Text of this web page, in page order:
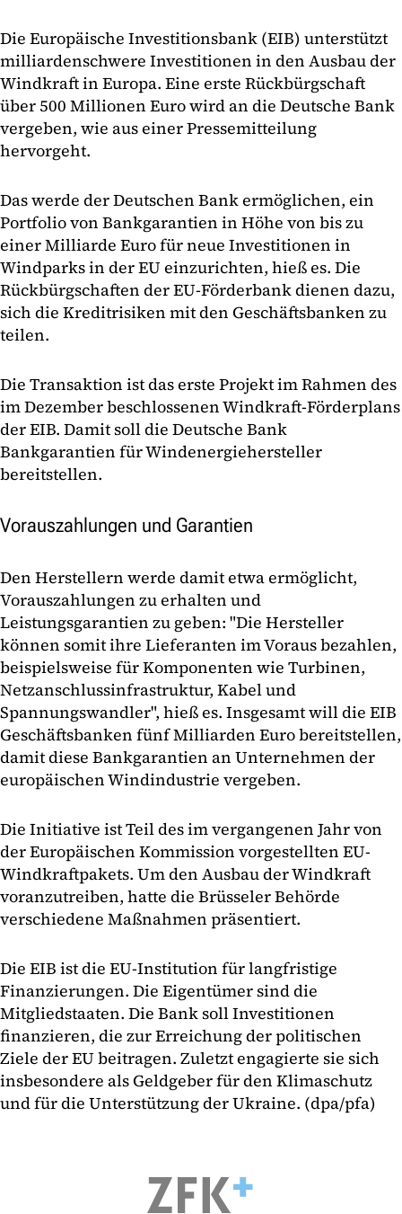
Die Europäische Investitionsbank (EIB) unterstützt
milliardenschwere Investitionen in den Ausbau der
Windkraft in Europa. Eine erste Rückbürgschaft
über 500 Millionen Euro wird an die Deutsche Bank
vergeben, wie aus einer Pressemitteilung
hervorgeht.
Das werde der Deutschen Bank ermöglichen, ein
Portfolio von Bankgarantien in Höhe von bis zu
einer Milliarde Euro für neue Investitionen in
Windparks in der EU einzurichten, hieß es. Die
Rückbürgschaften der EU-Förderbank dienen dazu,
sich die Kreditrisiken mit den Geschäftsbanken zu
teilen.
Die Transaktion ist das erste Projekt im Rahmen des
im Dezember beschlossenen Windkraft-Förderplans
der EIB. Damit soll die Deutsche Bank
Bankgarantien für Windenergiehersteller
bereitstellen.
Vorauszahlungen und Garantien
Den Herstellern werde damit etwa ermöglicht,
Vorauszahlungen zu erhalten und
Leistungsgarantien zu geben: "Die Hersteller
können somit ihre Lieferanten im Voraus bezahlen,
beispielsweise für Komponenten wie Turbinen,
Netzanschlussinfrastruktur, Kabel und
Spannungswandler", hieß es. Insgesamt will die EIB
Geschäftsbanken fünf Milliarden Euro bereitstellen,
damit diese Bankgarantien an Unternehmen der
europäischen Windindustrie vergeben.
Die Initiative ist Teil des im vergangenen Jahr von
der Europäischen Kommission vorgestellten EU-
Windkraftpakets. Um den Ausbau der Windkraft
voranzutreiben, hatte die Brüsseler Behörde
verschiedene Maßnahmen präsentiert.
Die EIB ist die EU-Institution für langfristige
Finanzierungen. Die Eigentümer sind die
Mitgliedstaaten. Die Bank soll Investitionen
finanzieren, die zur Erreichung der politischen
Ziele der EU beitragen. Zuletzt engagierte sie sich
insbesondere als Geldgeber für den Klimaschutz
und für die Unterstützung der Ukraine. (dpa/pfa)